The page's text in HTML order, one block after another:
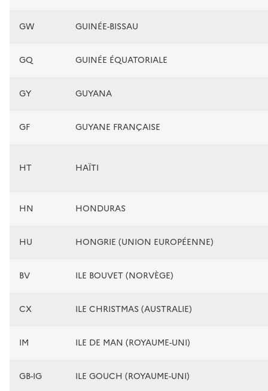
GW GUINÉE-BISSAU
GQ GUINÉE ÉQUATORIALE
GY GUYANA
GF GUYANE FRANÇAISE
HT HAÏTI
HN HONDURAS
HU HONGRIE (UNION EUROPÉENNE)
BV ILE BOUVET (NORVÈGE)
CX ILE CHRISTMAS (AUSTRALIE)
IM ILE DE MAN (ROYAUME-UNI)
GB-IG ILE GOUCH (ROYAUME-UNI)